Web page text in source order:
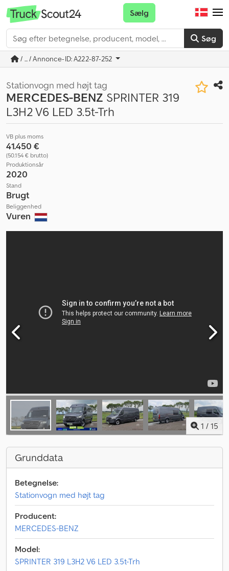
Søg
Sælg
/ ... / Annonce-ID: A222-87-252
Stationvogn med højt tag
MERCEDES-BENZ SPRINTER 319
L3H2 V6 LED 3.5t-Trh
VB plus moms
41.450 €
(50.154 € brutto)
Produktionsår
2020
Stand
Brugt
Beliggenhed
Vuren
1 / 15
Grunddata
Betegnelse:
Stationvogn med højt tag
Producent:
MERCEDES-BENZ
Model:
SPRINTER 319 L3H2 V6 LED 3.5t-Trh